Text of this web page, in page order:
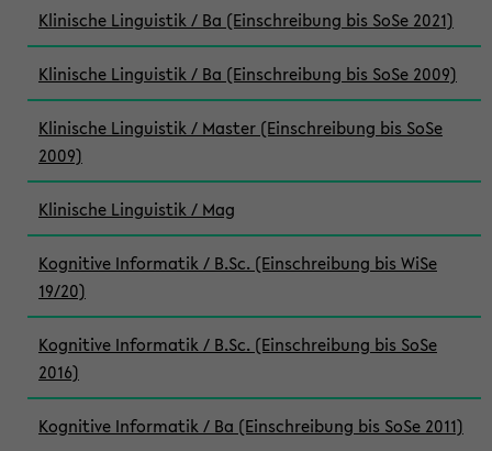
Klinische Linguistik / Ba (Einschreibung bis SoSe 2021)
Klinische Linguistik / Ba (Einschreibung bis SoSe 2009)
Klinische Linguistik / Master (Einschreibung bis SoSe
2009)
Klinische Linguistik / Mag
Kognitive Informatik / B.Sc. (Einschreibung bis WiSe
19/20)
Kognitive Informatik / B.Sc. (Einschreibung bis SoSe
2016)
Kognitive Informatik / Ba (Einschreibung bis SoSe 2011)